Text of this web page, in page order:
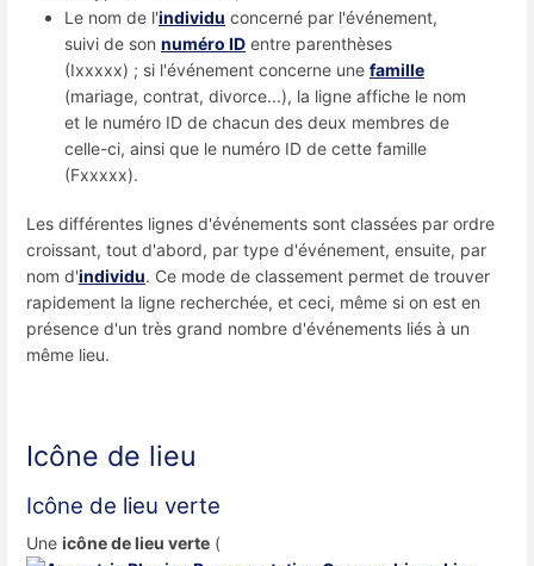
Le nom de l'individu concerné par l'événement,
suivi de son numéro ID entre parenthèses
(Ixxxxx) ; si l'événement concerne une famille
(mariage, contrat, divorce...), la ligne affiche le nom
et le numéro ID de chacun des deux membres de
celle-ci, ainsi que le numéro ID de cette famille
(Fxxxxx).
Les différentes lignes d'événements sont classées par ordre
croissant, tout d'abord, par type d'événement, ensuite, par
nom d'individu. Ce mode de classement permet de trouver
rapidement la ligne recherchée, et ceci, même si on est en
présence d'un très grand nombre d'événements liés à un
même lieu.
Icône de lieu
Icône de lieu verte
Une icône de lieu verte (